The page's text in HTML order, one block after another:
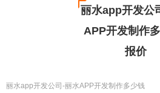
丽水app开发公
APP开发制作多
报价
丽水app开发公司-丽水APP开发制作多少钱